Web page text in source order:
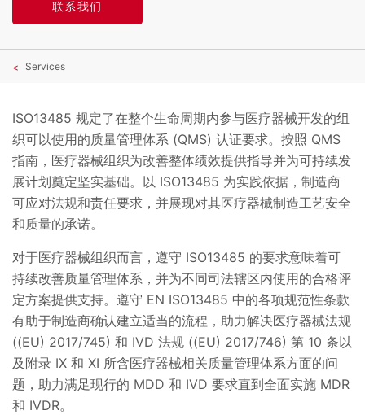
联系我们
Services
ISO13485 规定了在整个生命周期内参与医疗器械开发的组
织可以使用的质量管理体系 (QMS) 认证要求。按照 QMS
指南，医疗器械组织为改善整体绩效提供指导并为可持续发
展计划奠定坚实基础。以 ISO13485 为实践依据，制造商
可应对法规和责任要求，并展现对其医疗器械制造工艺安全
和质量的承诺。
对于医疗器械组织而言，遵守 ISO13485 的要求意味着可
持续改善质量管理体系，并为不同司法辖区内使用的合格评
定方案提供支持。遵守 EN ISO13485 中的各项规范性条款
有助于制造商确认建立适当的流程，助力解决医疗器械法规
((EU) 2017/745) 和 IVD 法规 ((EU) 2017/746) 第 10 条以
及附录 IX 和 XI 所含医疗器械相关质量管理体系方面的问
题，助力满足现行的 MDD 和 IVD 要求直到全面实施 MDR
和 IVDR。